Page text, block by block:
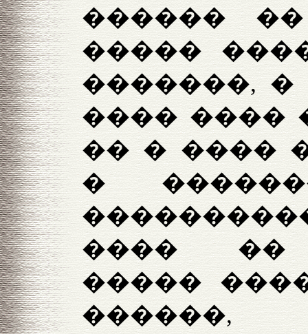
������
�����
�������, �
���� ����
�� � ����
�
���� ��
�����